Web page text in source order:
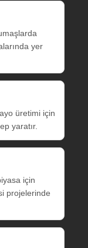
yer
üretimi için
yaratır.
için
projelerinde